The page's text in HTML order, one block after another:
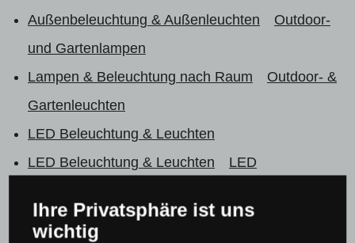
Außenbeleuchtung & Außenleuchten
Outdoor-
und Gartenlampen
Lampen & Beleuchtung nach Raum
Outdoor- &
Gartenleuchten
LED Beleuchtung & Leuchten
LED Beleuchtung & Leuchten
LED
Alle
Ihre Privatsphäre ist uns
wichtig